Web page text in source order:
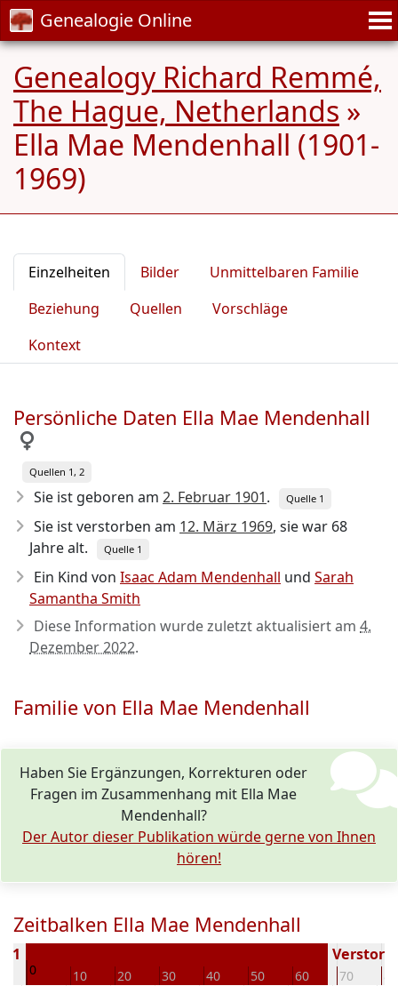
Genealogie Online
Genealogy Richard Remmé,
The Hague, Netherlands »
Ella Mae Mendenhall (1901-
1969)
Einzelheiten Bilder
Unmittelbaren Familie
Beziehung
Quellen
Vorschläge
Kontext
Persönliche Daten Ella Mae Mendenhall
Quellen 1, 2
Sie ist geboren am 2. Februar 1901. Quelle 1
Sie ist verstorben am 12. März 1969, sie war 68
Jahre alt.
Quelle 1
Ein Kind von Isaac Adam Mendenhall und Sarah
Samantha Smith
Diese Information wurde zuletzt aktualisiert am 4.
Dezember 2022.
Familie von Ella Mae Mendenhall
Haben Sie Ergänzungen, Korrekturen oder
Fragen im Zusammenhang mit Ella Mae
Mendenhall?
Der Autor dieser Publikation würde gerne von Ihnen
hören!
Zeitbalken Ella Mae Mendenhall
0 10 20 30 40 50 60 70